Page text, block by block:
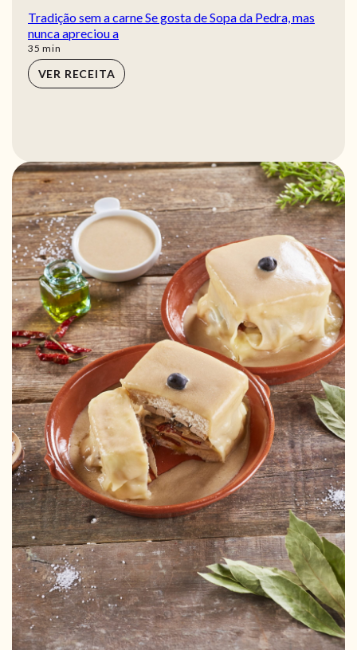
Tradição sem a carne Se gosta de Sopa da Pedra, mas
nunca apreciou a
35 min
min
VER RECEITA